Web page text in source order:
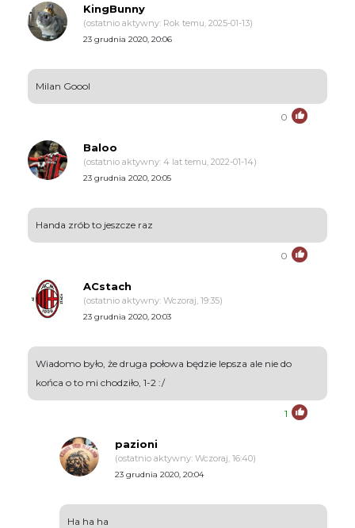
KingBunny
(ostatnio aktywny: Rok temu, 2025-01-13)
23 grudnia 2020, 20:06
Milan Goool
0
Baloo
(ostatnio aktywny: 4 lat temu, 2022-01-14)
23 grudnia 2020, 20:05
Handa zrób to jeszcze raz
0
ACstach
(ostatnio aktywny: Wczoraj, 19:35)
23 grudnia 2020, 20:03
Wiadomo było, że druga połowa będzie lepsza ale nie do
końca o to mi chodziło, 1-2 :/
1
pazioni
(ostatnio aktywny: Wczoraj, 16:40)
23 grudnia 2020, 20:04
Ha ha ha